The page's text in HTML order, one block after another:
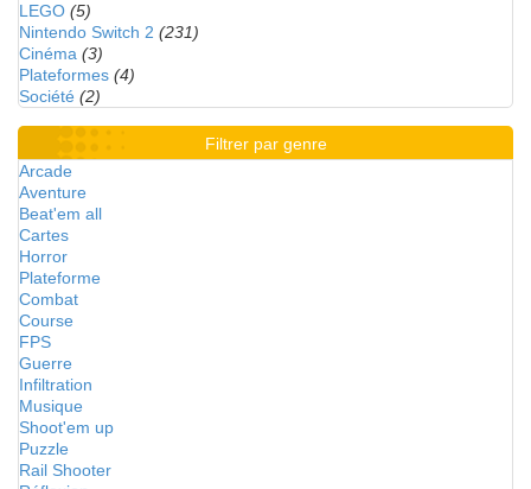
LEGO (5)
Nintendo Switch 2 (231)
Cinéma (3)
Plateformes (4)
Société (2)
Filtrer par genre
Arcade
Aventure
Beat'em all
Cartes
Horror
Plateforme
Combat
Course
FPS
Guerre
Infiltration
Musique
Shoot'em up
Puzzle
Rail Shooter